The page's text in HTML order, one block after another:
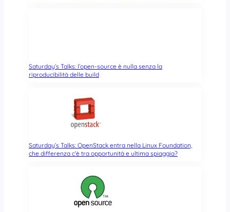
Saturday’s Talks: l’open-source è nulla senza la
riproducibilità delle build
Saturday’s Talks: OpenStack entra nella Linux Foundation,
che differenza c’è tra opportunità e ultima spiaggia?